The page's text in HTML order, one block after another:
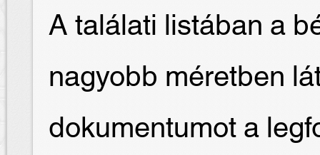
A találati listában a
nagyobb méretben
dokumentumot a